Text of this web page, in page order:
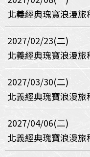
北義經典瑰寶浪漫旅
2027/02/23(二)
北義經典瑰寶浪漫旅
2027/03/30(二)
北義經典瑰寶浪漫旅
2027/04/06(二)
北義經典瑰寶浪漫旅